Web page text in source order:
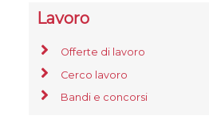
Lavoro
Offerte di lavoro
Cerco lavoro
Bandi e concorsi